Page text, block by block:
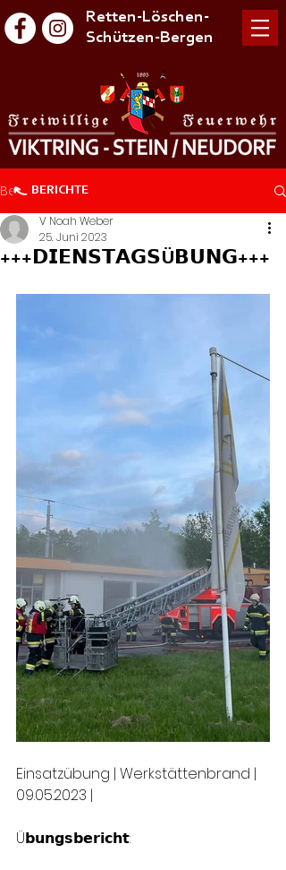
Retten-Löschen-
Schützen-Bergen
Beitrag
+++𝗗𝗜𝗘𝗡𝗦𝗧𝗔𝗚𝗦Ü𝗕𝗨𝗡𝗚+++
V Noah Weber
25. Juni 2023
Einsatzübung | Werkstättenbrand |
09.05.2023 |
Ü𝗯𝘂𝗻𝗴𝘀𝗯𝗲𝗿𝗶𝗰𝗵𝘁:
BERICHTE